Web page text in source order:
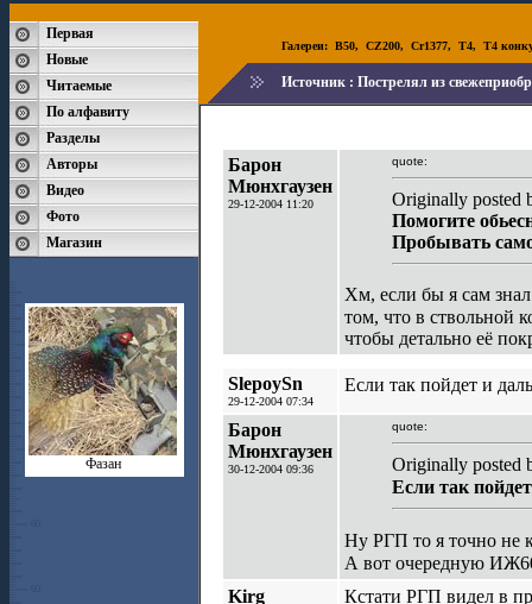
Первая
Новые
Читаемые
По алфавиту
Разделы
Авторы
Видео
Фото
Магазин
Фазан
Галереи: B50, CZ200, Cr1377, T4, T4
Источник : Пострелял из
Барон
Мюнхгаузен
29-12-2004 11:20
quote:
Originally posted
Помогите
Пробывать
Хм, если бы я сам
том, что в ствольной
чтобы детально её
SlepoySn
29-12-2004 07:34
Если так пойдет и
Барон
Мюнхгаузен
30-12-2004 09:36
quote:
Originally posted
Если так
Ну РГП то я точно не
А вот очередную
Kirg
Кстати РГП видел в